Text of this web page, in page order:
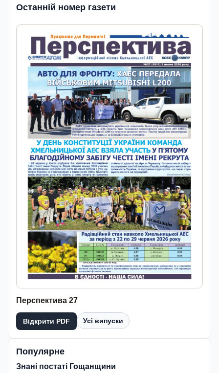
Останній номер газети
Перспектива 27
Відкрити PDF Усі випуски
Популярне
Знані постаті Гощанщини